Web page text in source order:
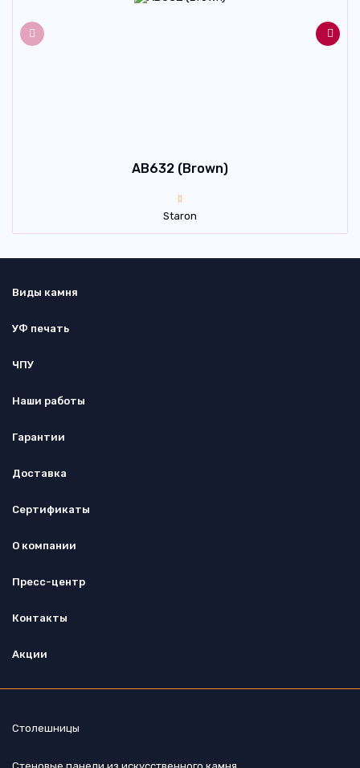
AB632 (Brown)
Staron
Виды камня
УФ печать
ЧПУ
Наши работы
Гарантии
Доставка
Сертификаты
О компании
Пресс-центр
Контакты
Акции
Столешницы